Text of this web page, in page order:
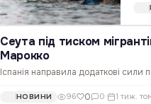
Сеута під тиском
Марокко
Іспанія направила додаткові сили
іспанського анклаву могли
НОВИНИ 96 0 0· 1 тиж.